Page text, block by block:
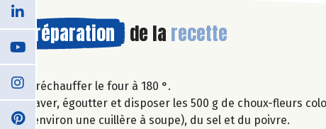
Préparation de la recette
Préchauffer le four à 180 °.
Laver, égoutter et disposer les 500 g de choux-fleurs
(environ une cuillère à soupe), du sel et du poivre.